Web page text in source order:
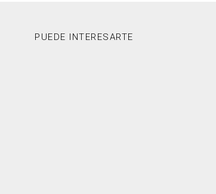
PUEDE INTERESARTE